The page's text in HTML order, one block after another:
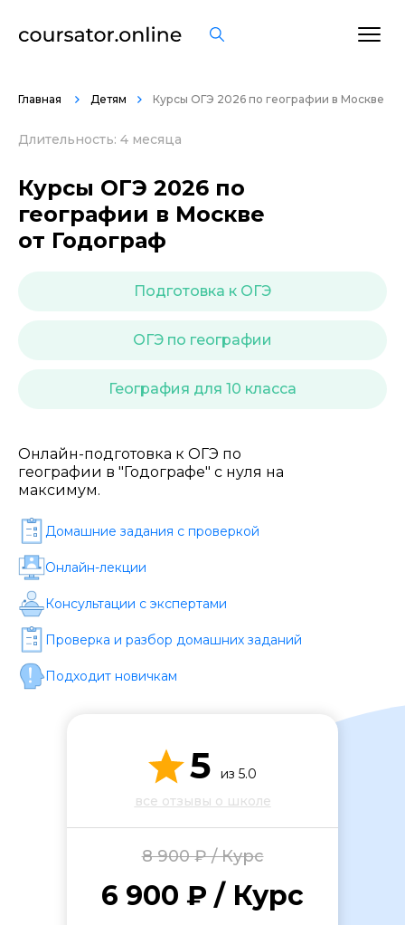
Главная Детям Курсы OГЭ 2026 по географии в Москве
Длительность: 4 месяца
Курсы OГЭ 2026 по
географии в Москве
от Годограф
Подготовка к ОГЭ
ОГЭ по географии
География для 10 класса
Онлайн-подготовка к ОГЭ по
географии в "Годографе" с нуля на
максимум.
Домашние задания c проверкой
Онлайн-лекции
Консультации с экспертами
Проверка и разбор домашних заданий
Подходит новичкам
5
из 5.0
все отзывы о школе
8 900 ₽ / Курс
6 900 ₽ / Курс
Подача материала *
Программа обучения *
Уровень организации *